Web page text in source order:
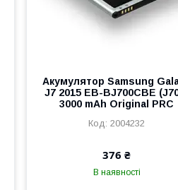
Акумулятор Samsung
J7 2015 EB-BJ700CBE
3000 mAh Original PRC
2004232
376 ₴
В наявності